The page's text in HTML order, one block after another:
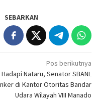
SEBARKAN
Pos berikutnya
Hadapi Nataru, Senator SBANL
di Kantor Otoritas Bandar
Udara Wilayah VIII Manado